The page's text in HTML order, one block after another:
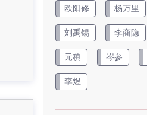
欧阳修 杨万里
刘禹锡 李商隐
元稹 岑参
李煜